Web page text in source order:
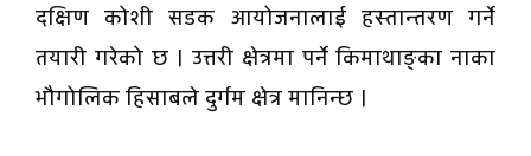
दक्षिण कोशी सडक आयोजनालाई हस्तान्तरण गर्ने
तयारी गरेको छ । उत्तरी क्षेत्रमा पर्ने किमाथाङ्का नाका
भौगोलिक हिसाबले दुर्गम क्षेत्र मानिन्छ ।